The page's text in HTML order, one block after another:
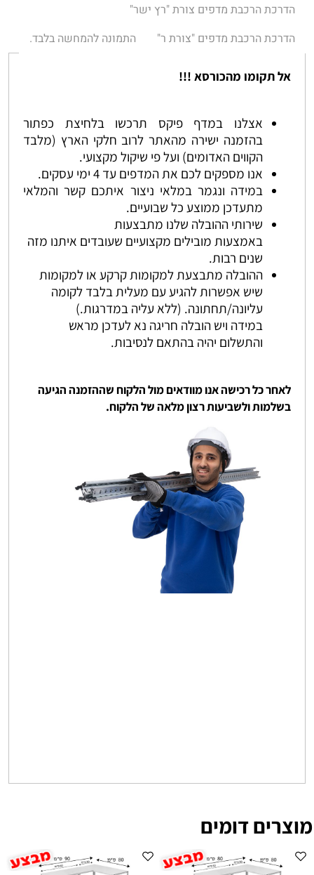
הדרכת הרכבת מדפים צורת "רץ ישר"
הדרכת הרכבת מדפים "צורת ר"
התמונה להמחשה בלבד.
אל תקומו מהכורסא !!!
אצלנו במדף פיקס תרכשו בלחיצת כפתור
בהזמנה ישירה מהאתר לרוב חלקי הארץ (מלבד
הקווים האדומים) ועל פי שיקול מקצועי.
אנו מספקים לכם את המדפים עד 4 ימי עסקים.
במידה ונגמר במלאי ניצור איתכם קשר והמלאי
מתעדכן ממוצע כל שבועיים.
שירותי ההובלה שלנו מתבצעות
באמצעות מובילים מקצועיים שעובדים איתנו מזה
שנים רבות.
ההובלה מתבצעת למקומות קרקע או למקומות
שיש אפשרות להגיע עם מעלית בלבד לקומה
עליונה/תחתונה. (ללא עליה במדרגות.)
במידה ויש הובלה חריגה נא לעדכן מראש
והתשלום יהיה בהתאם לנסיבות.
לאחר כל רכישה אנו מוודאים מול הלקוח שההזמנה הגיעה
בשלמות ולשביעות רצון מלאה של הלקוח.
מוצרים דומים